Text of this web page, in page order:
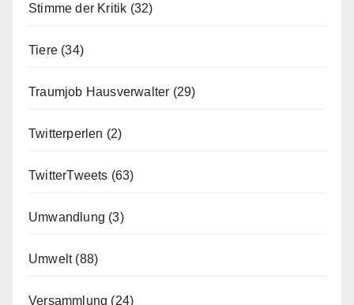
Stimme der Kritik (32)
Tiere (34)
Traumjob Hausverwalter (29)
Twitterperlen (2)
TwitterTweets (63)
Umwandlung (3)
Umwelt(88)
Versammlung (24)